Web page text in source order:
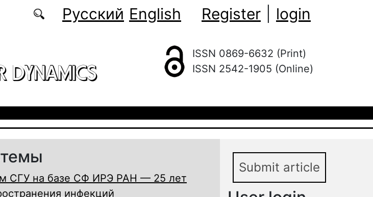
Русский English Register
login
DYNAMICS
ISSN 0869-6632 (Print)
ISSN 2542-1905 (Online)
СГУ на базе СФ ИРЭ РАН — 25 лет
инфекций
Submit article